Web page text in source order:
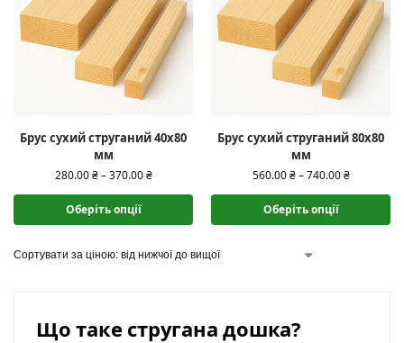
Брус сухий струганий 40х80
мм
280.00₴ – 370.00₴
Оберіть опції
Брус сухий струганий 80х80
мм
560.00₴ – 740.00₴
Оберіть опції
Що таке стругана дошка?